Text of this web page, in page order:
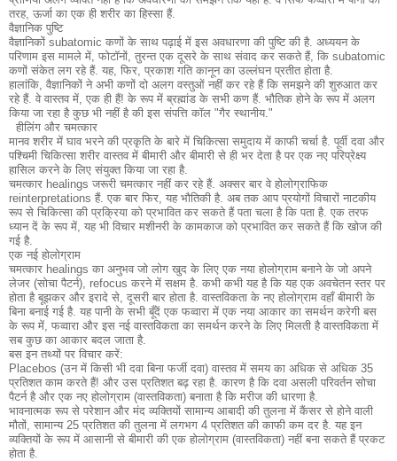
तरह, ऊर्जा का एक ही शरीर का हिस्सा हैं.
वैज्ञानिक पुष्टि
वैज्ञानिकों subatomic कणों के साथ पढ़ाई में इस अवधारणा की पुष्टि की है. अध्ययन के
परिणाम इस मामले में, फोटॉनों, तुरन्त एक दूसरे के साथ संवाद कर सकते हैं, कि subatomic
कणों संकेत लग रहे हैं. यह, फिर, प्रकाश गति कानून का उल्लंघन प्रतीत होता है.
हालांकि, वैज्ञानिकों ने अभी कणों दो अलग वस्तुओं नहीं कर रहे हैं कि समझने की शुरुआत कर
रहे हैं. वे वास्तव में, एक ही हैं! के रूप में ब्रह्मांड के सभी कण हैं. भौतिक होने के रूप में अलग
किया जा रहा है कुछ भी नहीं है की इस संपत्ति कॉल "गैर स्थानीय."
हीलिंग और चमत्कार
मानव शरीर में घाव भरने की प्रकृति के बारे में चिकित्सा समुदाय में काफी चर्चा है. पूर्वी दवा और
पश्चिमी चिकित्सा शरीर वास्तव में बीमारी और बीमारी से ही भर देता है पर एक नए परिप्रेक्ष्य
हासिल करने के लिए संयुक्त किया जा रहा है.
चमत्कार healings जरूरी चमत्कार नहीं कर रहे हैं. अक्सर बार वे होलोग्राफिक
reinterpretations हैं. एक बार फिर, यह भौतिकी है. अब तक आप प्रयोगों विचारों नाटकीय
रूप से चिकित्सा की प्रक्रिया को प्रभावित कर सकते हैं पता चला है कि पता है. एक तरफ
ध्यान दें के रूप में, यह भी विचार मशीनरी के कामकाज को प्रभावित कर सकते हैं कि खोज की
गई है.
एक नई होलोग्राम
चमत्कार healings का अनुभव जो लोग खुद के लिए एक नया होलोग्राम बनाने के जो अपने
लेजर (सोचा पैटर्न), refocus करने में सक्षम है. कभी कभी यह है कि यह एक अवचेतन स्तर पर
होता है बूझकर और इरादे से, दूसरी बार होता है. वास्तविकता के नए होलोग्राम वहाँ बीमारी के
बिना बनाई गई है. यह पानी के सभी बूँदें एक फव्वारा में एक नया आकार का समर्थन करेगी बस
के रूप में, फव्वारा और इस नई वास्तविकता का समर्थन करने के लिए मिलती है वास्तविकता में
सब कुछ का आकार बदल जाता है.
बस इन तथ्यों पर विचार करें:
Placebos (उन में किसी भी दवा बिना फर्जी दवा) वास्तव में समय का अधिक से अधिक 35
प्रतिशत काम करते हैं! और उस प्रतिशत बढ़ रहा है. कारण है कि दवा असली परिवर्तन सोचा
पैटर्न है और एक नए होलोग्राम (वास्तविकता) बनाता है कि मरीज की धारणा है.
भावनात्मक रूप से परेशान और मंद व्यक्तियों सामान्य आबादी की तुलना में कैंसर से होने वाली
मौतों, सामान्य 25 प्रतिशत की तुलना में लगभग 4 प्रतिशत की काफी कम दर है. यह इन
व्यक्तियों के रूप में आसानी से बीमारी की एक होलोग्राम (वास्तविकता) नहीं बना सकते हैं प्रकट
होता है.